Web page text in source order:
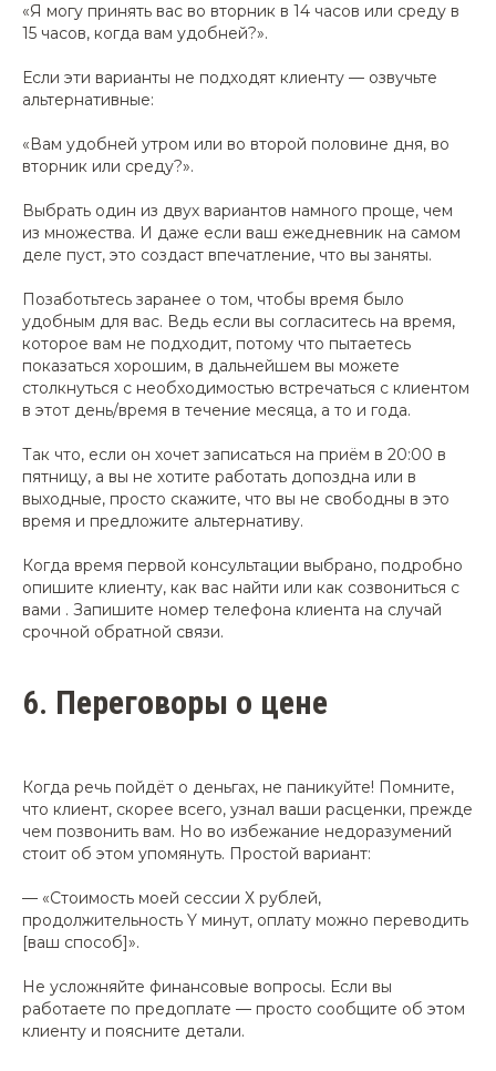
«Я могу принять вас во вторник в 14 часов или среду в
15 часов, когда вам удобней?».
Если эти варианты не подходят клиенту — озвучьте
альтернативные:
«Вам удобней утром или во второй половине дня, во
вторник или среду?».
Выбрать один из двух вариантов намного проще, чем
из множества. И даже если ваш ежедневник на самом
деле пуст, это создаст впечатление, что вы заняты.
Позаботьтесь заранее о том, чтобы время было
удобным для вас. Ведь если вы согласитесь на время,
которое вам не подходит, потому что пытаетесь
показаться хорошим, в дальнейшем вы можете
столкнуться с необходимостью встречаться с клиентом
в этот день/время в течение месяца, а то и года.
Так что, если он хочет записаться на приём в 20:00 в
пятницу, а вы не хотите работать допоздна или в
выходные, просто скажите, что вы не свободны в это
время и предложите альтернативу.
Когда время первой консультации выбрано, подробно
опишите клиенту, как вас найти или как созвониться с
вами . Запишите номер телефона клиента на случай
срочной обратной связи.
6. Переговоры о цене
Когда речь пойдёт о деньгах, не паникуйте! Помните,
что клиент, скорее всего, узнал ваши расценки, прежде
чем позвонить вам. Но во избежание недоразумений
стоит об этом упомянуть. Простой вариант:
— «Стоимость моей сессии Х рублей,
продолжительность Y минут, оплату можно переводить
[ваш способ]».
Не усложняйте финансовые вопросы. Если вы
работаете по предоплате — просто сообщите об этом
клиенту и поясните детали.